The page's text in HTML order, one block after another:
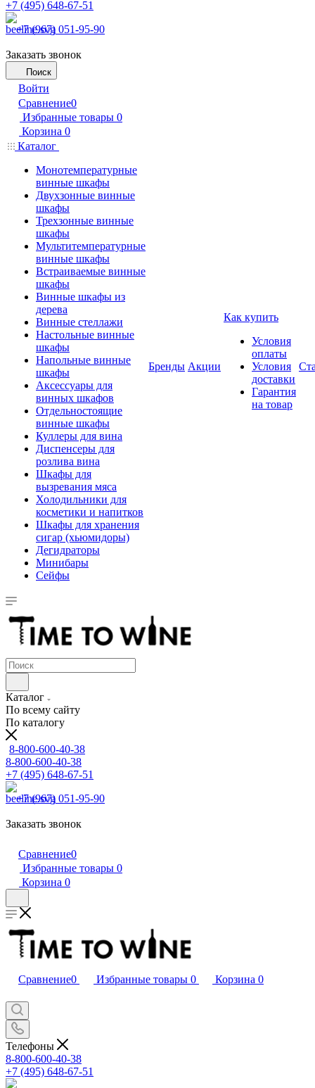
+7 (495) 648-67-51
+7 (967) 051-95-90
Заказать звонок
Поиск
Войти
Сравнение0
Избранные товары 0
Корзина 0
Каталог
Монотемпературные
винные шкафы
Двухзонные винные
шкафы
Трехзонные винные
шкафы
Мультитемпературные
винные шкафы
Встраиваемые винные
шкафы
Винные шкафы из
дерева
Винные стеллажи
Настольные винные
шкафы
Напольные винные
шкафы
Аксессуары для
винных шкафов
Отдельностоящие
винные шкафы
Куллеры для вина
Диспенсеры для
розлива вина
Шкафы для
вызревания мяса
Холодильники для
косметики и напитков
Шкафы для хранения
сигар (хьюмидоры)
Дегидраторы
Минибары
Сейфы
Бренды Акции
Как купить
Условия
оплаты
Условия
доставки
Гарантия
на товар
Каталог
По всему сайту
По каталогу
8-800-600-40-38
8-800-600-40-38
+7 (495) 648-67-51
+7 (967) 051-95-90
Заказать звонок
Сравнение0
Избранные товары 0
Корзина 0
Сравнение0 Избранные товары 0 Корзина 0
Телефоны
8-800-600-40-38
+7 (495) 648-67-51